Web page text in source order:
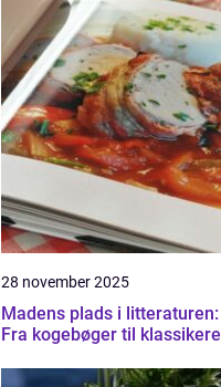
28 november 2025
Madens plads i litteraturen:
Fra kogebøger til klassikere